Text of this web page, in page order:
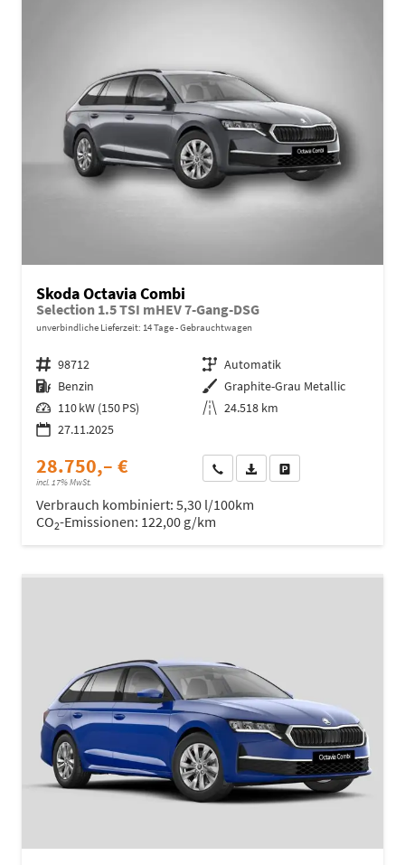
Skoda Octavia Combi
Selection 1.5 TSI mHEV 7-Gang-DSG
unverbindliche Lieferzeit: 14 Tage Gebrauchtwagen
Fahrzeugnr. 98712 Getriebe Automatik
Kraftstoff Benzin Außenfarbe Graphite-Grau Metallic
Leistung 110 kW (150 PS) Kilometerstand 24.518 km
27.11.2025
28.750,– €
incl. 17% MwSt.
Wir rufen Sie anFahrzeugexposé (PDF)
Verbrauch kombiniert: 5,30 l/100km
CO2-Emissionen: 122,00 g/km